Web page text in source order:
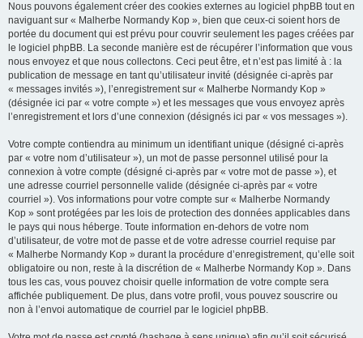
Nous pouvons également créer des cookies externes au logiciel phpBB tout en
naviguant sur « Malherbe Normandy Kop », bien que ceux-ci soient hors de
portée du document qui est prévu pour couvrir seulement les pages créées par
le logiciel phpBB. La seconde manière est de récupérer l’information que vous
nous envoyez et que nous collectons. Ceci peut être, et n’est pas limité à : la
publication de message en tant qu’utilisateur invité (désignée ci-après par
« messages invités »), l’enregistrement sur « Malherbe Normandy Kop »
(désignée ici par « votre compte ») et les messages que vous envoyez après
l’enregistrement et lors d’une connexion (désignés ici par « vos messages »).
Votre compte contiendra au minimum un identifiant unique (désigné ci-après
par « votre nom d’utilisateur »), un mot de passe personnel utilisé pour la
connexion à votre compte (désigné ci-après par « votre mot de passe »), et
une adresse courriel personnelle valide (désignée ci-après par « votre
courriel »). Vos informations pour votre compte sur « Malherbe Normandy
Kop » sont protégées par les lois de protection des données applicables dans
le pays qui nous héberge. Toute information en-dehors de votre nom
d’utilisateur, de votre mot de passe et de votre adresse courriel requise par
« Malherbe Normandy Kop » durant la procédure d’enregistrement, qu’elle soit
obligatoire ou non, reste à la discrétion de « Malherbe Normandy Kop ». Dans
tous les cas, vous pouvez choisir quelle information de votre compte sera
affichée publiquement. De plus, dans votre profil, vous pouvez souscrire ou
non à l’envoi automatique de courriel par le logiciel phpBB.